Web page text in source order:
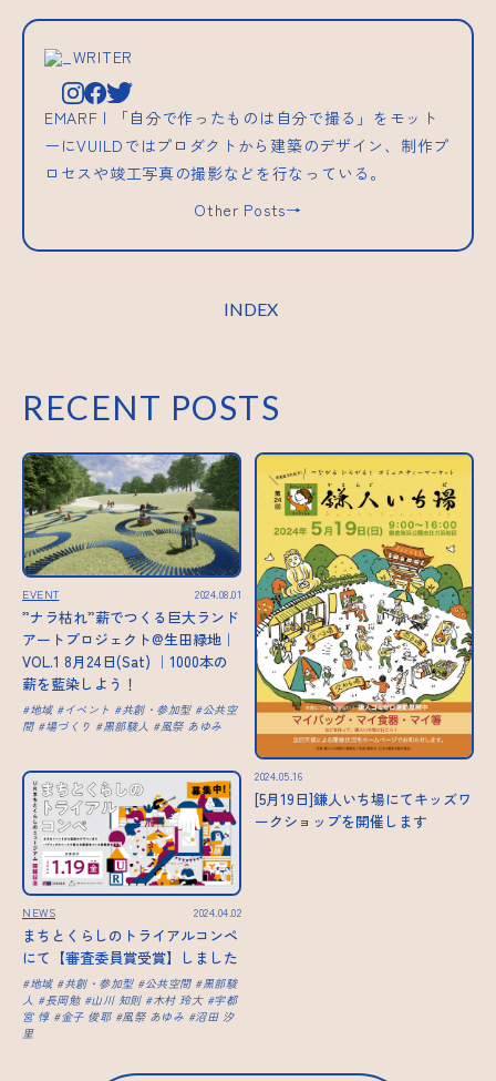
_WRITER
EMARF | 「自分で作ったものは自分で撮る」をモット
ーにVUILDではプロダクトから建築のデザイン、制作プ
ロセスや竣工写真の撮影などを行なっている。
Other Posts→
INDEX
RECENT POSTS
EVENT 2024.08.01
”ナラ枯れ”薪でつくる巨大ランド
アートプロジェクト@生田緑地｜
VOL.1 8月24日(Sat) ｜1000本の
薪を藍染しよう！
地域 イベント 共創・参加型
公共空
間
場づくり 黒部駿人 風祭 あゆみ
2024.05.16
[5月19日]鎌人いち場にてキッズワ
ークショップを開催します
NEWS 2024.04.02
まちとくらしのトライアルコンペ
にて【審査委員賞受賞】しました
地域 共創・参加型 公共空間
黒部駿
人
長岡勉 山川 知則 木村 玲大
宇都
宮 惇
金子 俊耶 風祭 あゆみ
沼田 汐
里